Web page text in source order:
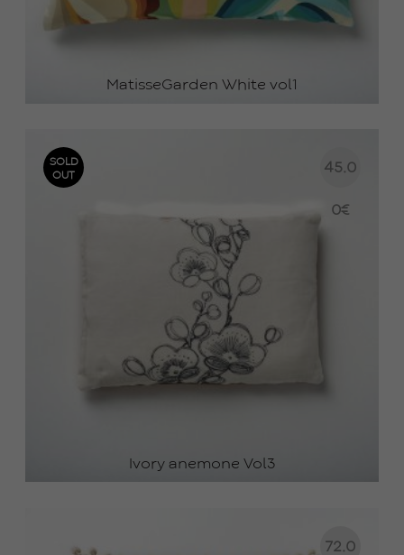
MatisseGarden White vol1
SOLD
OUT
Ivory anemone Vol3
45.0
0€
72.0